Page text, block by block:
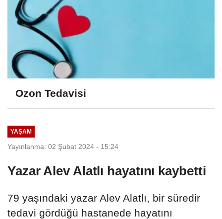
Ozon Tedavisi
YAŞAM
Yayınlanma: 02 Şubat 2024 - 15:24
Yazar Alev Alatlı hayatını kaybetti
79 yaşındaki yazar Alev Alatlı, bir süredir
tedavi gördüğü hastanede hayatını